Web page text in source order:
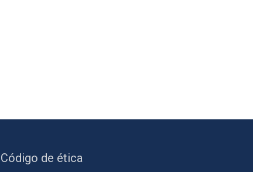
Código de ética